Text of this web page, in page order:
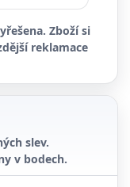
Zboží si
reklamace
slev.
v bodech.